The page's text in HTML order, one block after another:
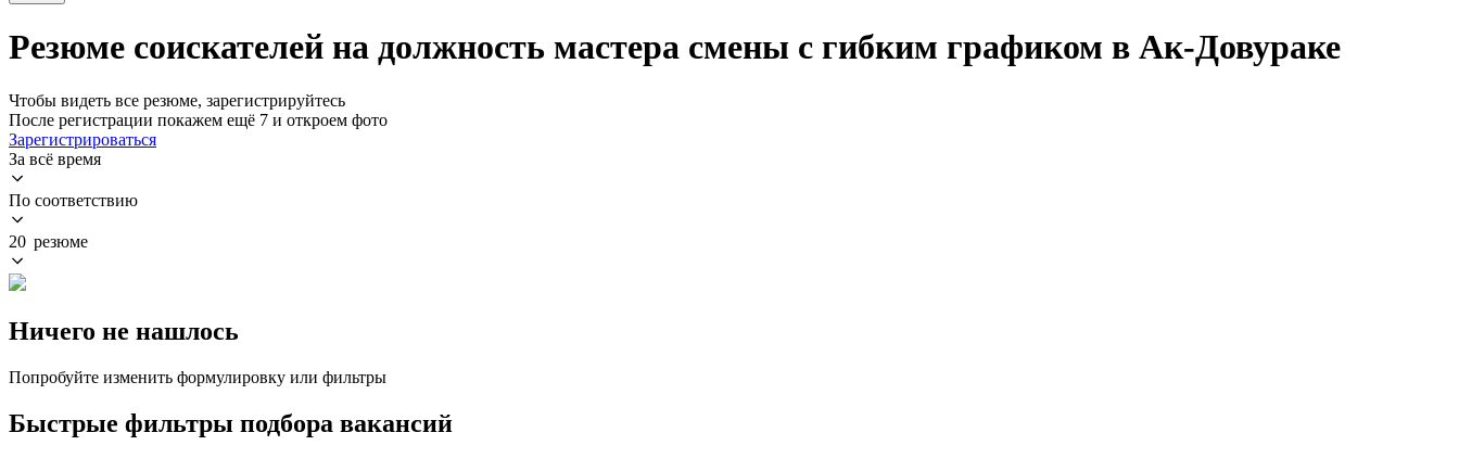
Резюме соискателей на должность мастера смены с гибким графиком в Ак-Довураке
Чтобы видеть все резюме, зарегистрируйтесь
После регистрации покажем ещё 7 и откроем фото
Зарегистрироваться
За всё время
По соответствию
20 резюме
Ничего не нашлось
Попробуйте изменить формулировку или фильтры
Быстрые фильтры подбора вакансий